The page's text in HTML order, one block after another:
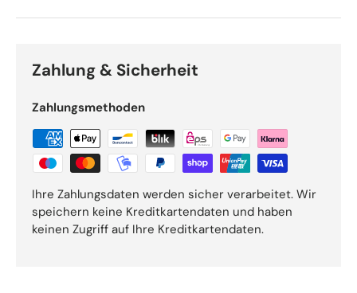
Zahlung & Sicherheit
Zahlungsmethoden
Ihre Zahlungsdaten werden sicher verarbeitet. Wir
speichern keine Kreditkartendaten und haben
keinen Zugriff auf Ihre Kreditkartendaten.